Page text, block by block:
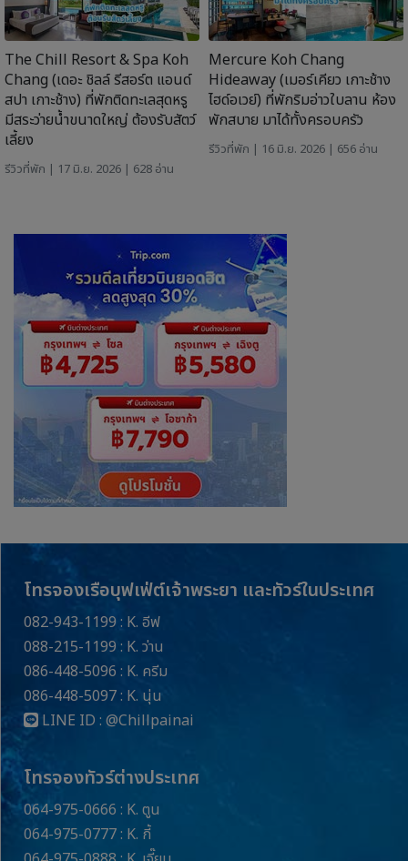
The Chill Resort & Spa Koh
Chang (เดอะ ชิลล์ รีสอร์ต แอนด์
สปา เกาะช้าง) ที่พักติดทะเลสุดหรู
มีสระว่ายน้ำขนาดใหญ่ ต้องรับสัตว์
เลี้ยง
รีวิวที่พัก | 17 มิ.ย. 2026 | 628 อ่าน
Mercure Koh Chang
Hideaway (เมอร์เคียว เกาะช้าง
ไฮด์อเวย์) ที่พักริมอ่าวใบลาน ห้อง
พักสบาย มาได้ทั้งครอบครัว
รีวิวที่พัก | 16 มิ.ย. 2026 | 656 อ่าน
โทรจองเรือบุฟเฟ่ต์เจ้าพระยา และทัวร์ในประเทศ
082-943-1199 : K. อีฟ
088-215-1199 : K. ว่าน
086-448-5096 : K. ครีม
086-448-5097 : K. นุ่น
LINE ID : @Chillpainai
โทรจองทัวร์ต่างประเทศ
064-975-0666 : K. ตูน
064-975-0777 : K. กี้